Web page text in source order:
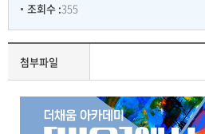
조회수 :355
첨부파일